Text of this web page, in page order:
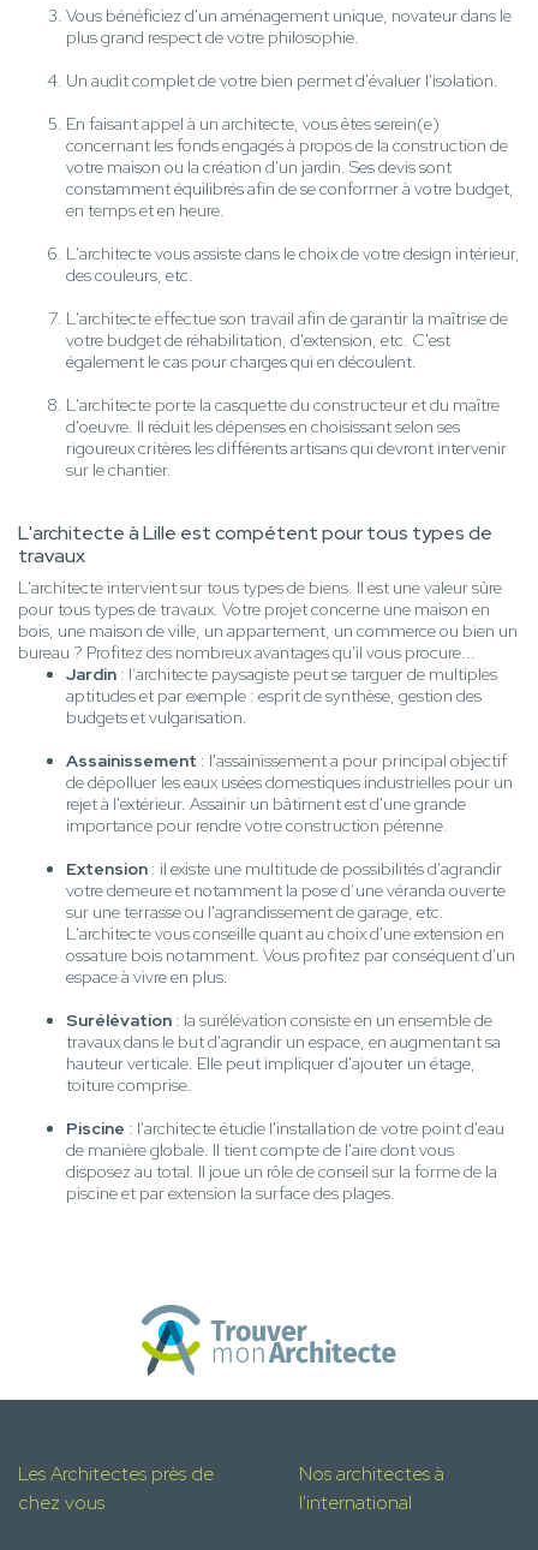
Vous bénéficiez d'un aménagement unique, novateur dans le
plus grand respect de votre philosophie.
Un audit complet de votre bien permet d'évaluer l'isolation.
En faisant appel à un architecte, vous êtes serein(e)
concernant les fonds engagés à propos de la construction de
votre maison ou la création d'un jardin. Ses devis sont
constamment équilibrés afin de se conformer à votre budget,
en temps et en heure.
L'architecte vous assiste dans le choix de votre design intérieur,
des couleurs, etc.
L'architecte effectue son travail afin de garantir la maîtrise de
votre budget de réhabilitation, d'extension, etc. C'est
également le cas pour charges qui en découlent.
L'architecte porte la casquette du constructeur et du maître
d'oeuvre. Il réduit les dépenses en choisissant selon ses
rigoureux critères les différents artisans qui devront intervenir
sur le chantier.
L'architecte à Lille est compétent pour tous types de
travaux
L'architecte intervient sur tous types de biens. Il est une valeur sûre
pour tous types de travaux. Votre projet concerne une maison en
bois, une maison de ville, un appartement, un commerce ou bien un
bureau ? Profitez des nombreux avantages qu'il vous procure...
Jardin : l’architecte paysagiste peut se targuer de multiples
aptitudes et par exemple : esprit de synthèse, gestion des
budgets et vulgarisation.
Assainissement : l'assainissement a pour principal objectif
de dépolluer les eaux usées domestiques industrielles pour un
rejet à l'extérieur. Assainir un bâtiment est d'une grande
importance pour rendre votre construction pérenne.
Extension : il existe une multitude de possibilités d'agrandir
votre demeure et notamment la pose d’une véranda ouverte
sur une terrasse ou l'agrandissement de garage, etc.
L'architecte vous conseille quant au choix d'une extension en
ossature bois notamment. Vous profitez par conséquent d'un
espace à vivre en plus.
Surélévation : la surélévation consiste en un ensemble de
travaux dans le but d'agrandir un espace, en augmentant sa
hauteur verticale. Elle peut impliquer d'ajouter un étage,
toiture comprise.
Piscine : l'architecte étudie l'installation de votre point d'eau
de manière globale. Il tient compte de l'aire dont vous
disposez au total. Il joue un rôle de conseil sur la forme de la
piscine et par extension la surface des plages.
Les Architectes près de
chez vous
Nos architectes à
l'international